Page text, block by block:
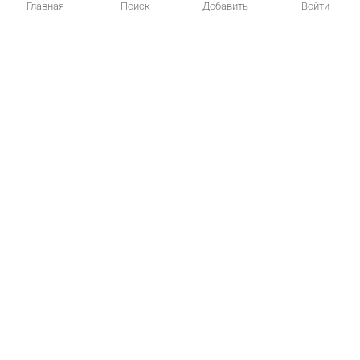
Главная Поиск Добавить Войти